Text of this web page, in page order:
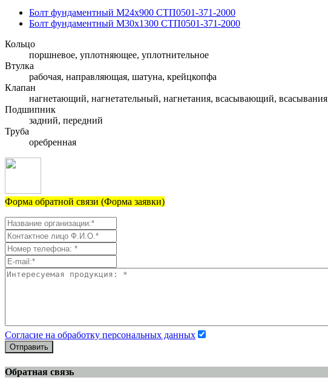
Болт фундаментный М24х900 СТП0501-371-2000
Болт фундаментный М30х1300 СТП0501-371-2000
Кольцо
поршневое, уплотняющее, уплотнительное
Втулка
рабочая, направляющая, шатуна, крейцкопфа
Клапан
нагнетающий, нагнетательный, нагнетания, всасывающий, всасывания
Подшипник
задний, передний
Труба
оребренная
Форма обратной связи (Форма заявки)
Согласие на обработку персональных данных
Отправить
Обратная связь